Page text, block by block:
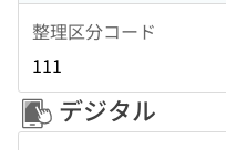
整理区分コード
111
デジタル